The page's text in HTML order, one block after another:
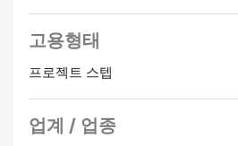
시로 부착하고 도면에 따라 강철
・기계 조작자 - NC 드릴링 머신,
스팅 머신 등과 같은 기계 작동
・볼 수령 및 선적 - 트럭의 적재 및
고용형태
프로젝트 스텝
업계 / 업종